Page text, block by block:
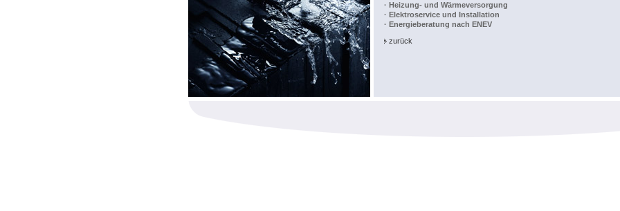
· Heizung- und Wärmeversorgung
· Elektroservice und Installation
· Energieberatung nach ENEV
zurück